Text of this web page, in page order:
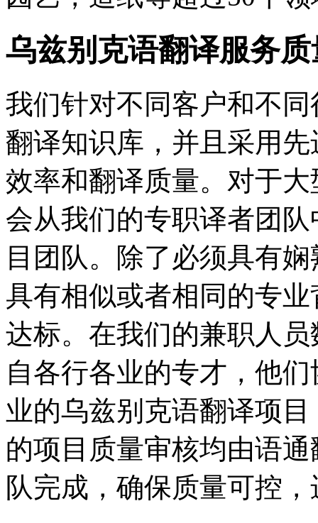
乌兹别克语翻译服务质
我们针对不同客户和不
翻译知识库，并且采用
效率和翻译质量。对于
会从我们的专职译者团
目团队。除了必须具有
具有相似或者相同的专
达标。在我们的兼职人
自各行各业的专才，他
业的乌兹别克语翻译项
的项目质量审核均由语
队完成，确保质量可控